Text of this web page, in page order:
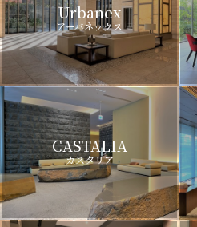
Urbanex
アーバネックス
CASTALIA
カスタリア